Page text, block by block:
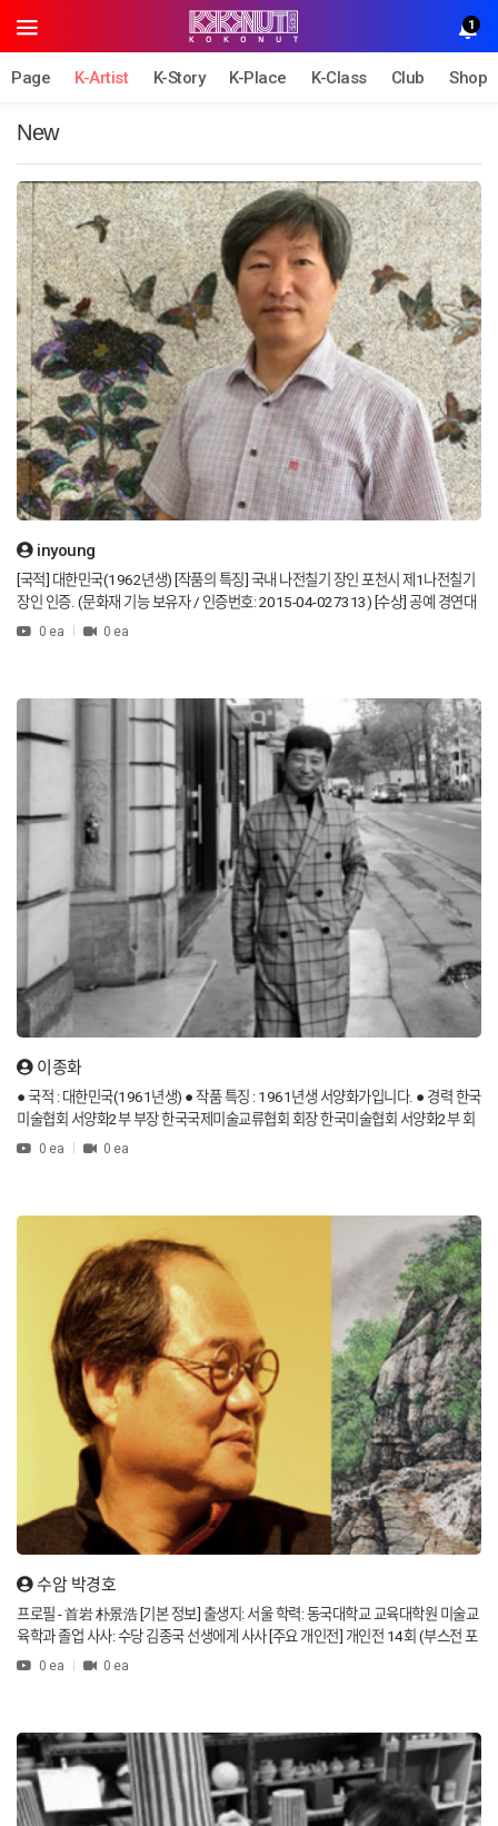
1
Page K-Artist K-Story K-Place K-Class Club Shop
New
inyoung
[국적] 대한민국(1962년생) [작품의 특징] 국내 나전칠기 장인 포천시 제1나전칠기
장인 인증. (문화재 기능 보유자 / 인증번호: 2015-04-027313) [수상] 공예 경연대
회 은상 수상 공예 경연대회 동상 수상 대한민국 조국전쟁 특집 선정청주공예비엔날
cs of the work] Mother-of-pearl lacquerware artisan in Korea Certified as the N
o. 1 mother-of-pearl lacquerware master in Pocheon City. (Korean cultural pro
perty function holder / Certification number: 2015-04-027313) [Awards] Silve
r prize in craft competition Bronze Award at Craft Competition Republic of Ko
rea Patriotic War Special SelectionSelected for Cheongju Craft Biennale [Broa
dcaster appearances] KBS2 Discovering Great Value Treasure Hunt MBC TV
Hometown is airing now МВС Palace drama sponsorship Live information bro
adcast on KBS2 Broadcast on KBS1, My Hometown, at 6 p.m. [The present] K
im in-young runs a Taegeuk mother-of-pearl workshop in Pocheon-si, Gyeong
gi-do
0 ea 0 ea
이종화
● 국적 : 대한민국(1961년생) ● 작품 특징 : 1961년생 서양화가입니다. ● 경력 한국
미술협회 서양화2부 부장 한국국제미술교류협회 회장 한국미술협회 서양화2부 회
원 ● 작품 특징 2020년 인사아트프라자 갤러리에서 제50회 개인전을 열었습니다.
rn in 1961) ● Characteristics of the work : He is a Western painter born in 196
1. ● Career Director, Western Painting Division 2, Korea Art Association Presid
ent of Korea International Art Exchange Association Member of the Western
Painting Division 2 of the Korean Art Association ● Features of the work In 20
20, the 50th solo exhibition was held at Insa Art Plaza Gallery. In 1988, he pres
ented an artwork titled Spatial Imagination. He has received the New Award fr
om Japan's Sakil Hwaden University of Education, Culture, Sports, Science an
d Technology, the Prime Minister's Award at the Saturday-Sunday Arts Festiva
l, the President's Award at the 26th Unification Culture Festival, and the Silver
Award for Artist of the Year from the French International Association of Andr
0 ea 0 ea
수암 박경호
프로필 - 首岩 朴景浩 [기본 정보] 출생지: 서울 학력: 동국대학교 교육대학원 미술교
육학과 졸업 사사: 수당 김종국 선생에게 사사 [주요 개인전] 개인전 14회 (부스전 포
함 3회) 주요 전시 장소: 광화문 K-ART 거리 소통 프로젝트, 미술세계, 포스코 갤러리
환경의 현대성 (포스코 갤러리) 전국 우수작가 초대전 (갤러리 탑) 한국 아트 페스티
벌 (온세 아트센터 2019-2020) 한, 루마니아 국제 미술 교류전 독일 바이로이트시
한국미술 초대전 (바이로이트 시청) 목포 수묵 비엔날레 2018 동두천 공공미술 프
로젝트 2021 경기도청 북부청사 경기 천년길 갤러리 초대 개인전 [기타 활동] 수암
0 ea 0 ea